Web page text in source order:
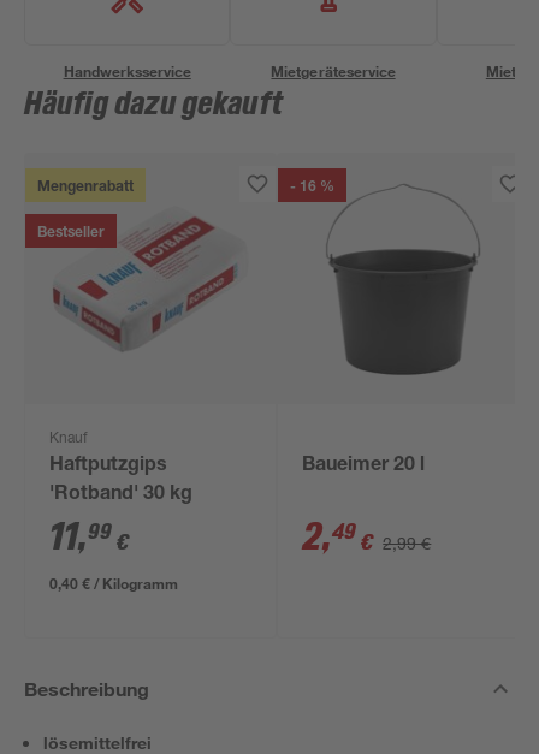
Handwerksservice Mietgeräteservice
Häufig dazu gekauft
Mengenrabatt
Bestseller
Knauf
Haftputzgips
'Rotband' 30 kg
11,99 €
0,40 € / Kilogramm
- 16 %
Baueimer 20 l
2,49 € 2,99 €
Beschreibung
lösemittelfrei